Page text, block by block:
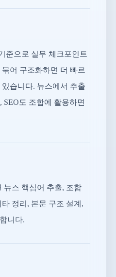
준으로 실무 체크포인트
어 구조화하면 더 빠르
습니다. 뉴스에서 추출
도 조합에 활용하면
뉴스 핵심어 추출, 조합
정리, 본문 구조 설계,
니다.